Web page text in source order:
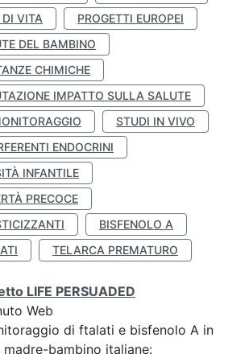
VITA
PROGETTI EUROPEI
DEL BAMBINO
CHIMICHE
IMPATTO SULLA SALUTE
STUDI IN VIVO
ENDOCRINI
INFANTILE
PRECOCE
BISFENOLO A
TELARCA PREMATURO
LIFE PERSUADED
Web
di ftalati e bisfenolo A in
bambino italiane: